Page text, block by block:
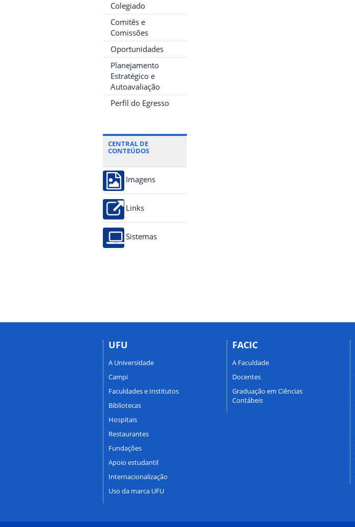
Colegiado
Comitês e
Comissões
Oportunidades
Planejamento
Estratégico e
Autoavaliação
Perfil do Egresso
CENTRAL DE
CONTEÚDOS
Imagens
Links
Sistemas
UFU
A Universidade
Campi
Faculdades e Institutos
Bibliotecas
Hospitais
Restaurantes
Fundações
Apoio estudantil
Internacionalização
Uso da marca UFU
FACIC
A Faculdade
Docentes
Graduação em Ciências
Contábeis